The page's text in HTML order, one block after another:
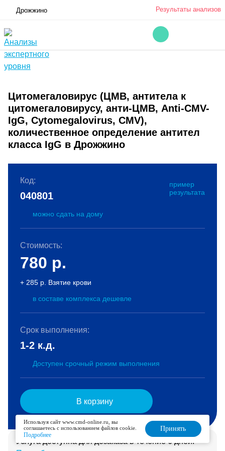
Дрожжино Результаты анализов
Цитомегаловирус (ЦМВ, антитела к
цитомегаловирусу, анти-ЦМВ, Anti-CMV-
IgG, Cytomegalovirus, CMV),
количественное определение антител
класса IgG в Дрожжино
Код:
пример
результата
040801
можно сдать на дому
Стоимость:
780 р.
+ 285 р. Взятие крови
в составе комплекса дешевле
Срок выполнения:
1-2 к.д.
Доступен срочный режим выполнения
В корзину
Услуга доступна для дозаказа в течение 6 дней.
Используя сайт www.cmd-online.ru, вы
соглашаетесь с использованием файлов cookie.
Подробнее
Принять